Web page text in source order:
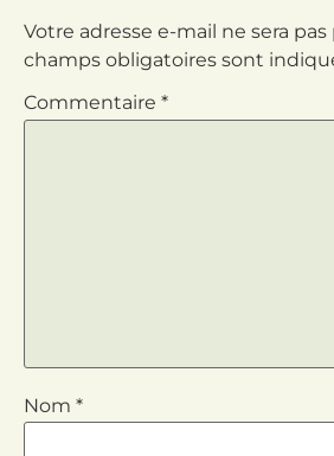
Votre adresse e-mail ne sera
champs obligatoires sont
Commentaire *
Nom *